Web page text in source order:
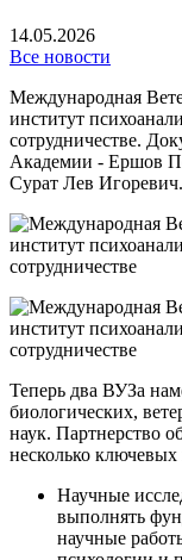
14.05.2026
Все новости
Международная
институт
сотрудничестве.
Академии - Ершов
Сурат Лев Игоревич.
Теперь два ВУЗа
биологических,
наук. Партнерство
несколько
Научные
выполнять
научные